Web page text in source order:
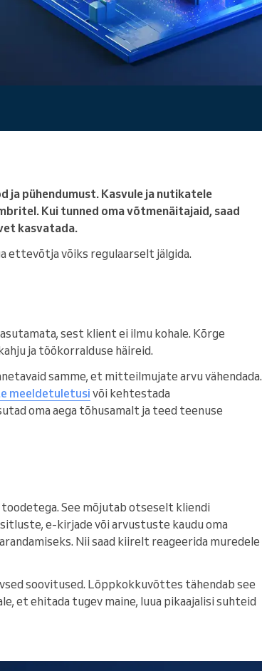
Loe edasi
ja pühendumust. Kasvule ja nutikatele
Kui tunned oma võtmenäitajaid, saad
kasvatada.
ettevõtja võiks regulaarselt jälgida.
sest klient ei ilmu kohale. Kõrge
ja töökorralduse häireid.
samme, et mitteilmujate arvu vähendada.
meeldetuletusi või kehtestada
oma aega tõhusamalt ja teed teenuse
See mõjutab otseselt kliendi
e-kirjade või arvustuste kaudu oma
Nii saad kiirelt reageerida muredele
soovitused. Lõppkokkuvõttes tähendab see
et ehitada tugev maine, luua pikaajalisi suhteid